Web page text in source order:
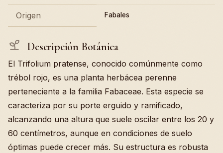
Origen Fabales
Descripción Botánica
El Trifolium pratense, conocido comúnmente como
trébol rojo, es una planta herbácea perenne
perteneciente a la familia Fabaceae. Esta especie se
caracteriza por su porte erguido y ramificado,
alcanzando una altura que suele oscilar entre los 20 y
60 centímetros, aunque en condiciones de suelo
óptimas puede crecer más. Su estructura es robusta